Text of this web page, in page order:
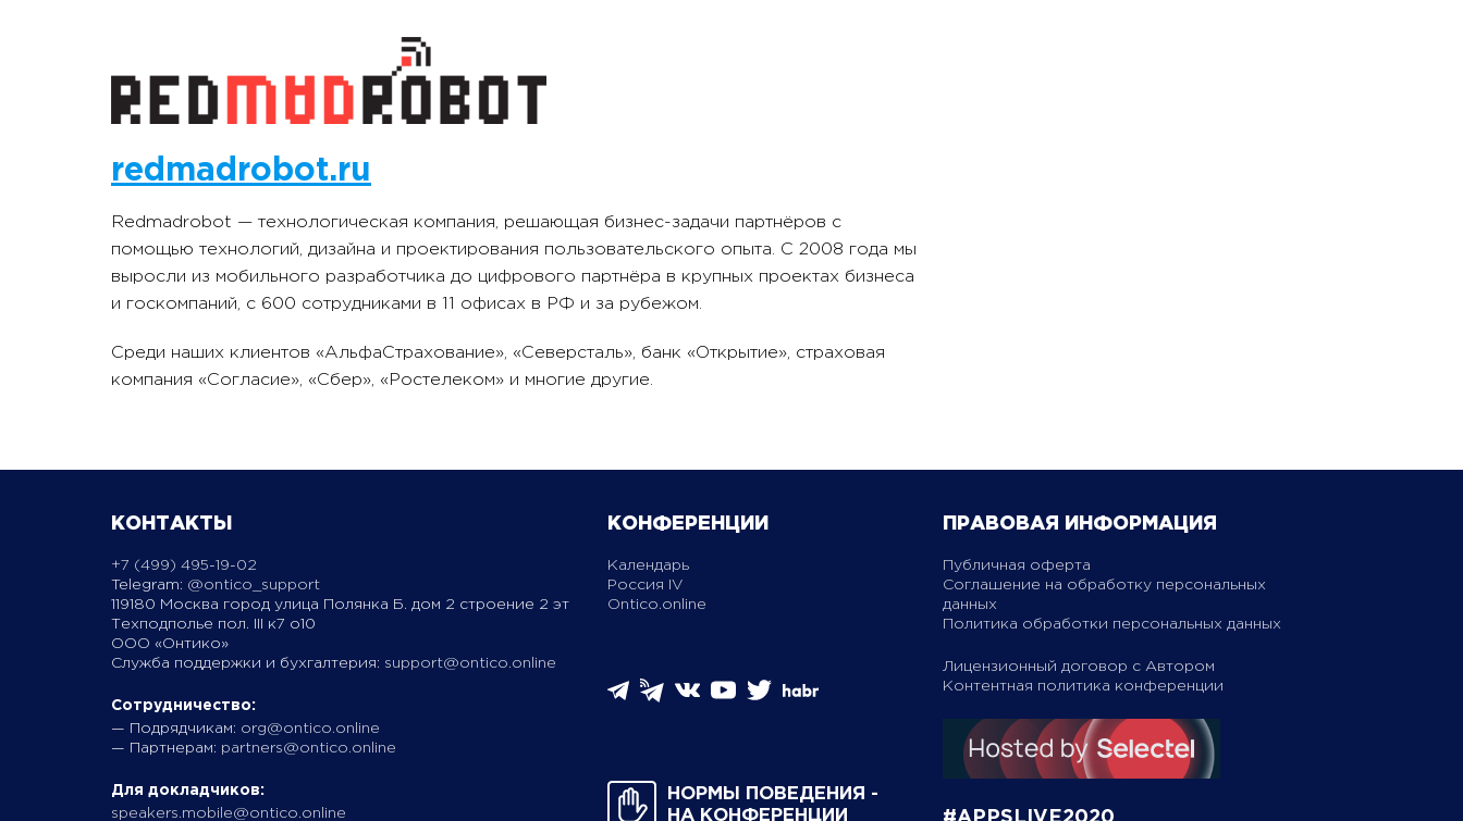
redmadrobot.ru
Redmadrobot — технологическая компания, решающая бизнес-задачи партнёров с
помощью технологий, дизайна и проектирования пользовательского опыта. С 2008 года мы
выросли из мобильного разработчика до цифрового партнёра в крупных проектах бизнеса
и госкомпаний, с 600 сотрудниками в 11 офисах в РФ и за рубежом.
Среди наших клиентов «АльфаСтрахование», «Северсталь», банк «Открытие», страховая
компания «Согласие», «Сбер», «Ростелеком» и многие другие.
КОНТАКТЫ
+7 (499) 495-19-02
Telegram: @ontico_support
119180 Москва город улица Полянка Б. дом 2 строение 2 эт
Техподполье пол. III к7 о10
ООО «Онтико»
Служба поддержки и бухгалтерия: support@ontico.online
Сотрудничество:
— Подрядчикам: org@ontico.online
— Партнерам: partners@ontico.online
Для докладчиков:
speakers.mobile@ontico.online
КОНФЕРЕНЦИИ
Календарь
Россия IV
Ontico.online
НОРМЫ ПОВЕДЕНИЯ ­
НА КОНФЕРЕНЦИИ
ПРАВОВАЯ ИНФОРМАЦИЯ
Публичная оферта
Соглашение на обработку персональных
данных
Политика обработки персональных данных
Лицензионный договор с Автором
Контентная политика конференции